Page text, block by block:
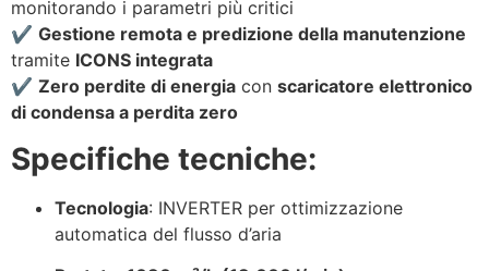
monitorando i parametri più critici
✔️ Gestione remota e predizione della manutenzione
tramite ICONS integrata
✔️ Zero perdite di energia con scaricatore elettronico
di condensa a perdita zero
Specifiche tecniche:
Tecnologia: INVERTER per ottimizzazione
automatica del flusso d’aria